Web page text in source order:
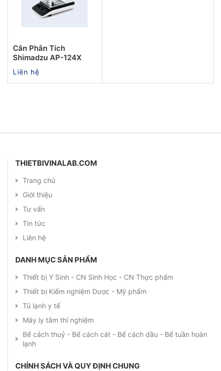
Cân Phân Tích
Shimadzu AP-124X
Liên hệ
THIETBIVINALAB.COM
Trang chủ
Giới thiệu
Tư vấn
Tin tức
Liên hệ
DANH MỤC SẢN PHẨM
Thiết bị Y Sinh - CN Sinh Học - CN Thực phẩm
Thiết bị Kiểm nghiệm Dược - Mỹ phẩm
Tủ lạnh y tế
Máy ly tâm thí nghiệm
Bể cách thuỷ - Bể cách cát - Bể cách dầu - Bể tuần hoàn
lạnh
CHÍNH SÁCH VÀ QUY ĐỊNH CHUNG